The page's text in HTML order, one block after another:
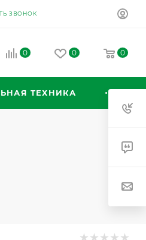
ЗВОНОК
0 0 0
ТЕХНИКА